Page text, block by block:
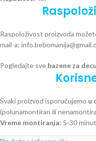
Raspoloživost proizvoda
mail-a:
Pogledajte sve bazene za decu
Svaki proizvod isporučujemo u
(polunamontiran ili
Vreme montiranja: 5-30